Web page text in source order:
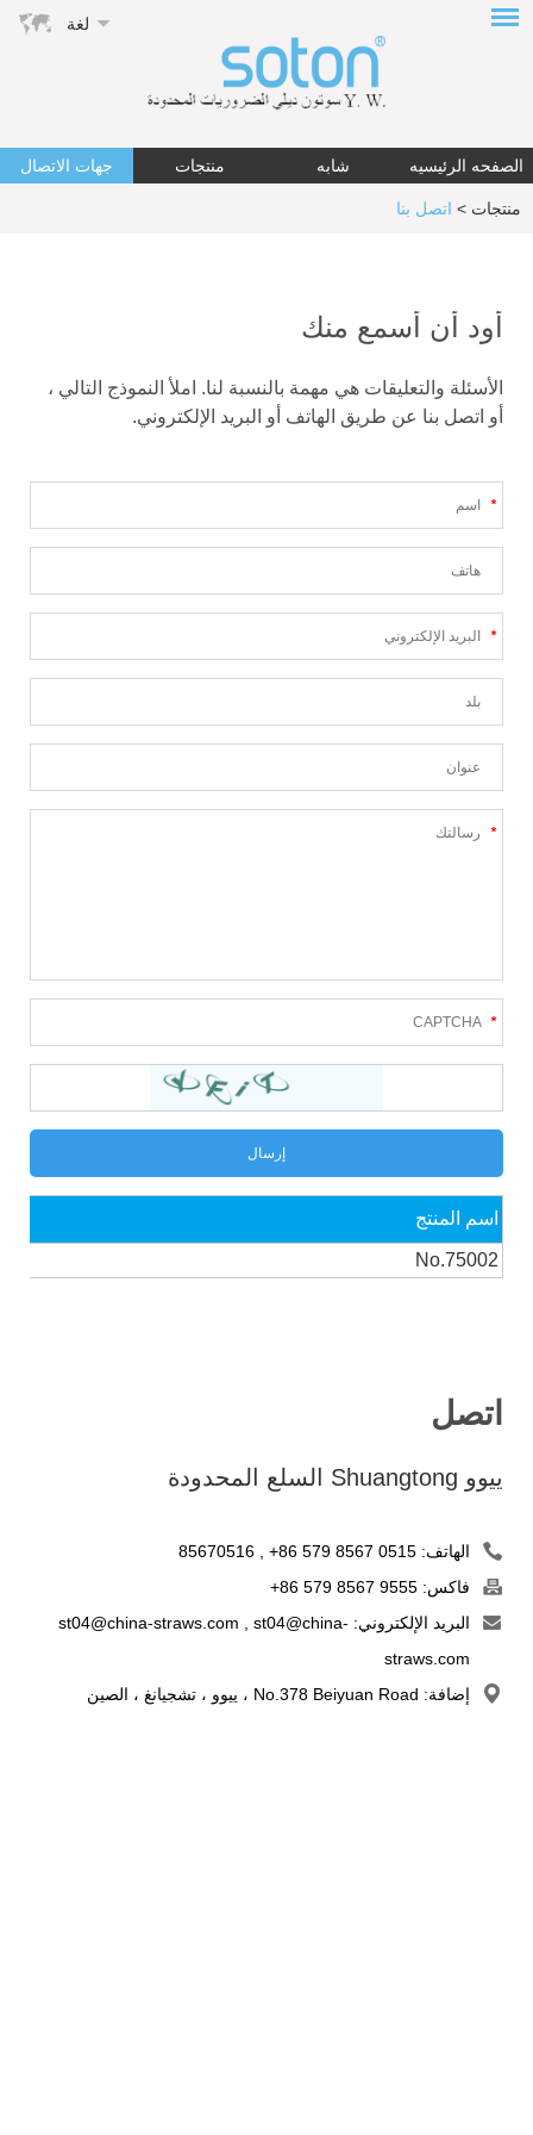
لغة
الصفحه الرئيسيه شابه منتجات جهات الاتصال
منتجات > اتصل بنا
أود أن أسمع منك
الأسئلة والتعليقات هي مهمة بالنسبة لنا. املأ النموذج التالي ،
أو اتصل بنا عن طريق الهاتف أو البريد الإلكتروني.
اسم المنتج
No.75002
اتصل
ييوو Shuangtong السلع المحدودة
الهاتف: +86 579 8567 0515
85670516
فاكس: +86 579 8567 9555
البريد الإلكتروني:
st04@china-straws.com
st04@china-
straws.com
إضافة: No.378 Beiyuan Road ، ييوو ، تشجيانغ ، الصين